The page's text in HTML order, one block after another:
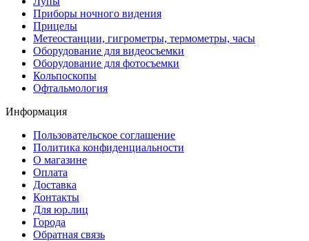
Приборы ночного видения
Прицелы
Метеостанции, гигрометры, термометры, часы
Оборудование для видеосъемки
Оборудование для фотосъемки
Кольпоскопы
Офтальмология
Информация
Пользовательское соглашение
Политика конфиденциальности
О магазине
Оплата
Доставка
Контакты
Для юр.лиц
Города
Обратная связь